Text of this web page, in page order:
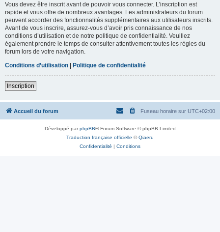
Vous devez être inscrit avant de pouvoir vous connecter. L’inscription est
rapide et vous offre de nombreux avantages. Les administrateurs du forum
peuvent accorder des fonctionnalités supplémentaires aux utilisateurs inscrits.
Avant de vous inscrire, assurez-vous d’avoir pris connaissance de nos
conditions d’utilisation et de notre politique de confidentialité. Veuillez
également prendre le temps de consulter attentivement toutes les règles du
forum lors de votre navigation.
Conditions d’utilisation | Politique de confidentialité
Inscription
Accueil du forum Fuseau horaire sur UTC+02:00
Développé parphpBB® Forum Software © phpBB Limited
Traduction française officielle ©Qiaeru
Confidentialité | Conditions